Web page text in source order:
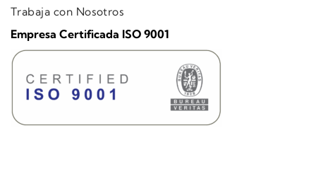
Trabaja con Nosotros
Empresa Certificada ISO 9001